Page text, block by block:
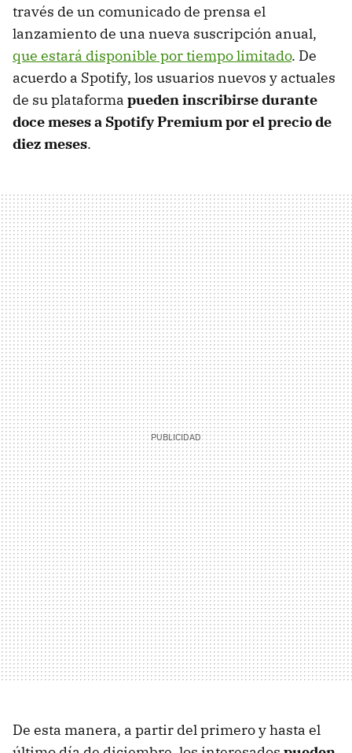
través de un comunicado de prensa el
lanzamiento de una nueva suscripción anual,
que estará disponible por tiempo limitado. De
acuerdo a Spotify, los usuarios nuevos y actuales
de su plataforma pueden inscribirse durante
doce meses a Spotify Premium por el precio de
diez meses.
De esta manera, a partir del primero y hasta el